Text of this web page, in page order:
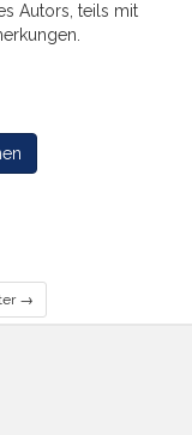
Autors, teils mit
→